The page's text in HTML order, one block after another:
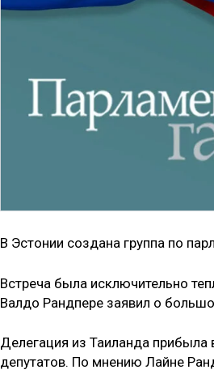
В Эстонии создана группа по
Встреча была исключительно
Валдо Рандпере заявил о
Делегация из Таиланда
депутатов. По мнению Лайне